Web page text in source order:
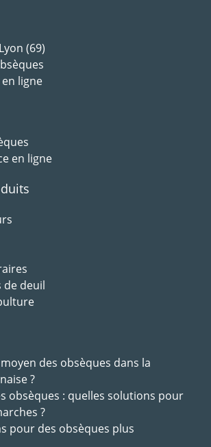
(69)
ligne
en ligne
de deuil
des obsèques dans la
?
obsèques : quelles solutions pour
?
pour des obsèques plus